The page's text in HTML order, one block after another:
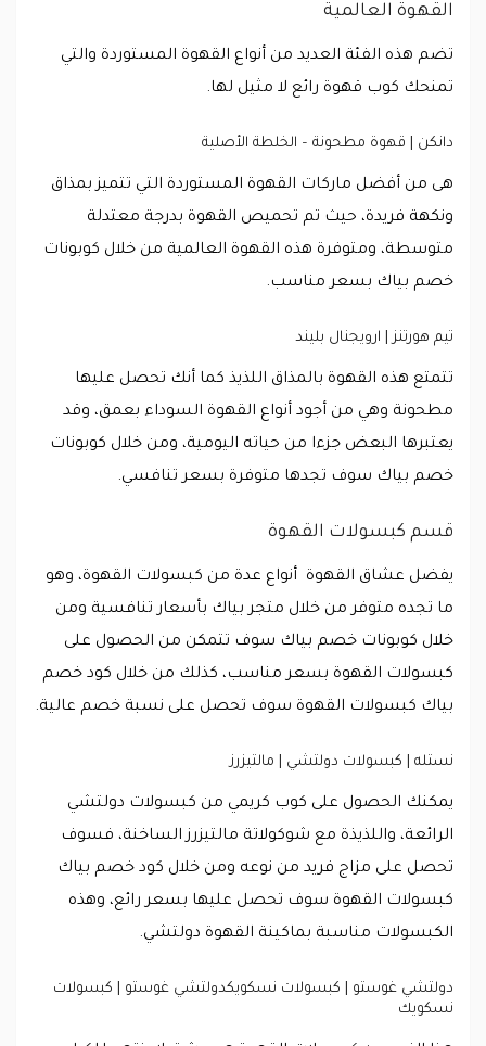
القهوة العالمية
تضم هذه الفئة العديد من أنواع القهوة المستوردة والتي
تمنحك كوب قهوة رائع لا مثيل لها.
دانكن | قهوة مطحونة – الخلطة الأصلية
هى من أفضل ماركات القهوة المستوردة التي تتميز بمذاق
ونكهة فريدة، حيث تم تحميص القهوة بدرجة معتدلة
متوسطة، ومتوفرة هذه القهوة العالمية من خلال كوبونات
خصم بياك بسعر مناسب.
تيم هورتنز | ارويجنال بليند
تتمتع هذه القهوة بالمذاق اللذيذ كما أنك تحصل عليها
مطحونة وهي من أجود أنواع القهوة السوداء بعمق، وقد
يعتبرها البعض جزءا من حياته اليومية، ومن خلال كوبونات
خصم بياك سوف تجدها متوفرة بسعر تنافسي.
قسم كبسولات القهوة
يفضل عشاق القهوة أنواع عدة من كبسولات القهوة، وهو
ما تجده متوفر من خلال متجر بياك بأسعار تنافسية ومن
خلال كوبونات خصم بياك سوف تتمكن من الحصول على
كبسولات القهوة بسعر مناسب، كذلك من خلال كود خصم
بياك كبسولات القهوة سوف تحصل على نسبة خصم عالية.
نستله | كبسولات دولتشي | مالتيزرز
يمكنك الحصول على كوب كريمي من كبسولات دولتشي
الرائعة، واللذيذة مع شوكولاتة مالتيزرز الساخنة، فسوف
تحصل على مزاج فريد من نوعه ومن خلال كود خصم بياك
كبسولات القهوة سوف تحصل عليها بسعر رائع، وهذه
الكبسولات مناسبة بماكينة القهوة دولتشي.
دولتشي غوستو | كبسولات نسكويكدولتشي غوستو | كبسولات
نسكويك